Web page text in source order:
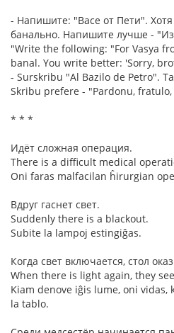
- Напишите: "Васе от Пети".
банально. Напишите лучше -
"Write the following: "For Vasya
banal. You write better: 'Sorry,
- Surskribu "Al Bazilo de Petro".
Skribu prefere - "Pardonu,
* * *
Идёт сложная операция.
There is a difficult medical
Oni faras malfacilan ĥirurgian
Вдруг гаснет свет.
Suddenly there is a blackout.
Subite la lampoj estingiĝas.
Когда свет включается, стол
When there is light again, they
Kiam denove iĝis lume, oni vidas,
la tablo.